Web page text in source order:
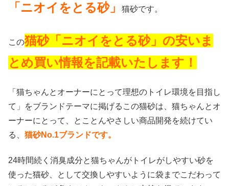
「ニオイをとる砂」 猫砂です。
この猫砂「ニオイをとる砂」の安いま
とめ買い情報を記載いたします！
「猫ちゃんとオーナーにとって理想のトイレ環境を目指し
て」をブランドテーマに掲げるこの猫砂は、猫ちゃんとオ
ーナーにとって、とことんやさしい商品開発を続けてい
る、 猫砂No.1ブランドです。
24時間続く消臭成分と猫ちゃんがトイレがしやすい砂を
使った猫砂、として交換しやすいように袋までこだわって